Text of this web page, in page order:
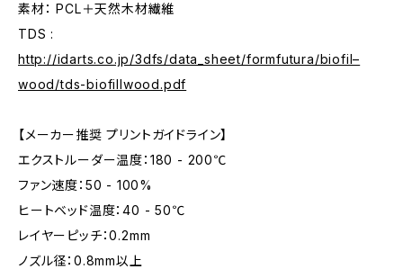
素材： PCL＋天然木材繊維
TDS :
http://idarts.co.jp/3dfs/data_sheet/formfutura/biofil–
wood/tds-biofillwood.pdf
【メーカー推奨 プリントガイドライン】
エクストルーダー温度：180 - 200℃
ファン速度：50 - 100%
ヒートベッド温度：40 - 50℃
レイヤーピッチ：0.2mm
ノズル径：0.8mm以上